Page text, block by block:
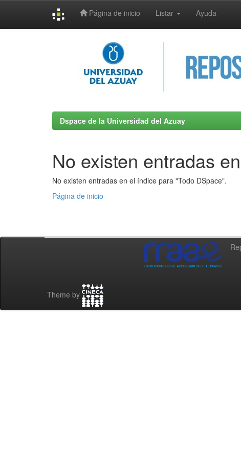
Página de inicio Listar Ayuda
Dspace de la Universidad del Azuay
No existen entradas
No existen entradas en el índice para "Todo DSpace".
Página de inicio
Theme by